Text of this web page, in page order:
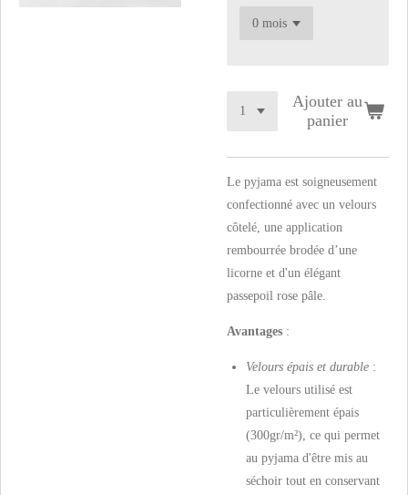
Ajouter au
panier
Le pyjama est soigneusement
confectionné avec un velours
côtelé, une application
rembourrée brodée d’une
licorne et d'un élégant
passepoil rose pâle.
Avantages :
Velours épais et durable :
Le velours utilisé est
particulièrement épais
(300gr/m²), ce qui permet
au pyjama d'être mis au
séchoir tout en conservant